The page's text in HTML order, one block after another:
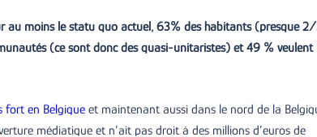
au moins le statu quo actuel, 63% des habitants (presque
(ce sont donc des quasi-unitaristes) et 49 % veulent
fort en Belgique et maintenant aussi dans le nord de la
médiatique et n’ait pas droit à des millions d’euros de